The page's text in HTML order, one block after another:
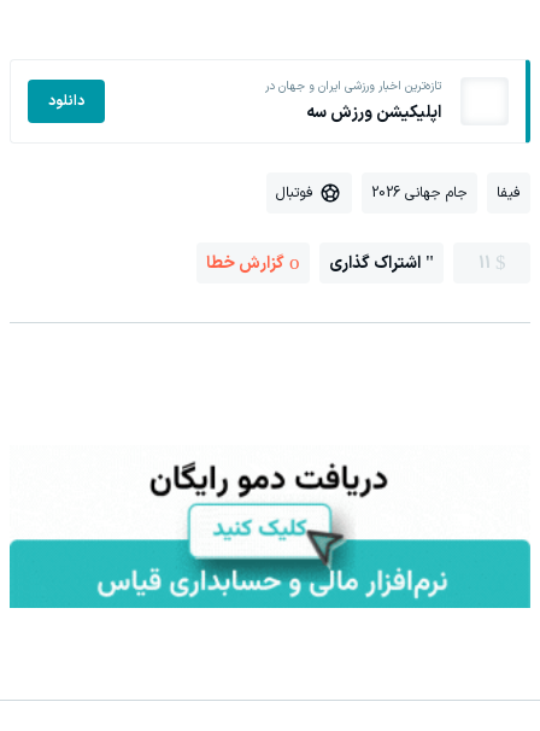
تازه‌ترین اخبار ورزشی ایران و جهان در
اپلیکیشن ورزش سه دانلود
فیفا جام جهانی 2026 فوتبال
11 اشتراک گذاری گزارش خطا